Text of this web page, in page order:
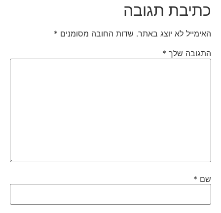
כתיבת תגובה
האימייל לא יוצג באתר. שדות החובה מסומנים*
התגובה שלך*
שם*